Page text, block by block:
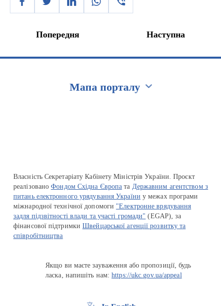
Попередня Наступна
Мапа порталу
Власність Секретаріату Кабінету Міністрів України. Проєкт
реалізованоФондом Східна Європа та Державним агентством з
питань електронного урядування України у межах програми
міжнародної технічної допомоги "Електронне врядування
задля підзвітності влади та участі громади" (EGAP), за
фінансової підтримкиШвейцарської агенції розвитку та
співробітництва
Якщо ви маєте зауваження або пропозиції, будь
ласка, напишіть нам:https://ukc.gov.ua/appeal